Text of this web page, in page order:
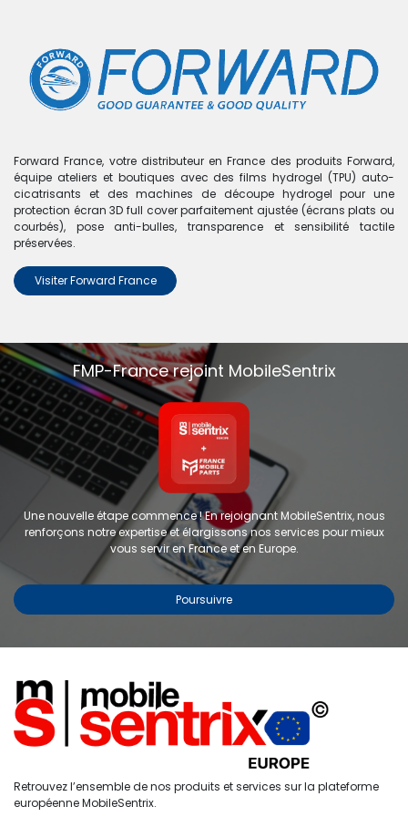
Accueil Recherche
0
Compte
Boutique
Encre pour sublimation - FORWARD - Cyan clair
Encre pour sublimation -
Étiquettes : Encre sublimation
Forward France, votre distributeur en France des produits Forward,
équipe ateliers et boutiques avec des films hydrogel (TPU) auto-
cicatrisants et des machines de découpe hydrogel pour une
protection écran 3D full cover parfaitement ajustée (écrans plats ou
courbés), pose anti-bulles, transparence et sensibilité tactile
préservées.
Visiter Forward France
FMP-France rejoint MobileSentrix
Une nouvelle étape commence ! En rejoignant MobileSentrix, nous
renforçons notre expertise et élargissons nos services pour mieux
vous servir en France et en Europe.
Poursuivre
Retrouvez l’ensemble de nos produits et services sur la plateforme
européenne MobileSentrix.